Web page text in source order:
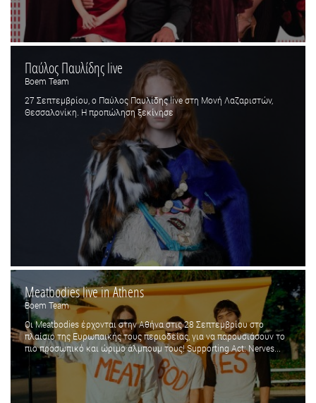
Παύλος Παυλίδης live
Boem Team
27 Σεπτεμβρίου, ο Παύλος Παυλίδης live στη Μονή Λαζαριστών,
Θεσσαλονίκη. Η προπώληση ξεκίνησε
Meatbodies live in Athens
Boem Team
Οι Meatbodies έρχονται στην Αθήνα στις 28 Σεπτεμβρίου στο
πλαίσιο της Ευρωπαικής τους περιοδείας, για να παρουσιάσουν το
πιο προσωπικό και ώριμο άλμπουμ τους! Supporting Act: Nerves...